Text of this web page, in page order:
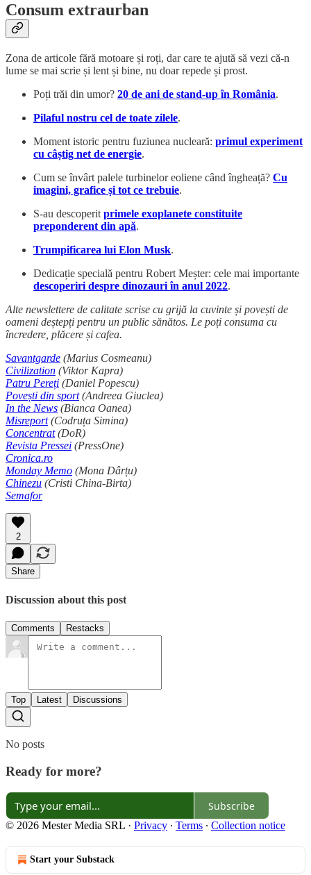
Consum extraurban
Zona de articole fără motoare și roți, dar care te ajută să vezi că-n
lume se mai scrie și lent și bine, nu doar repede și prost.
Poți trăi din umor? 20 de ani de stand-up în România.
Pilaful nostru cel de toate zilele.
Moment istoric pentru fuziunea nucleară: primul experiment
cu câștig net de energie.
Cum se învârt palele turbinelor eoliene când îngheață? Cu
imagini, grafice și tot ce trebuie.
S-au descoperit primele exoplanete constituite
preponderent din apă.
Trumpificarea lui Elon Musk.
Dedicație specială pentru Robert Meșter: cele mai importante
descoperiri despre dinozauri în anul 2022.
Alte newslettere de calitate scrise cu grijă la cuvinte și povești de
oameni deștepți pentru un public sănătos. Le poți consuma cu
încredere, plăcere și cafea.
Savantgarde (Marius Cosmeanu)
Civilization (Viktor Kapra)
Patru Pereți (Daniel Popescu)
Povești din sport(Andreea Giuclea)
In the News (Bianca Oanea)
Misreport(Codruța Simina)
Concentrat(DoR)
Revista Pressei (PressOne)
Cronica.ro
Monday Memo (Mona Dârțu)
Chinezu (Cristi China-Birta)
Semafor
2
Share
Discussion about this post
Comments Restacks
Top Latest Discussions
No posts
Ready for more?
Subscribe
© 2026 Mester Media SRL · Privacy ∙ Terms ∙ Collection notice
Start your Substack